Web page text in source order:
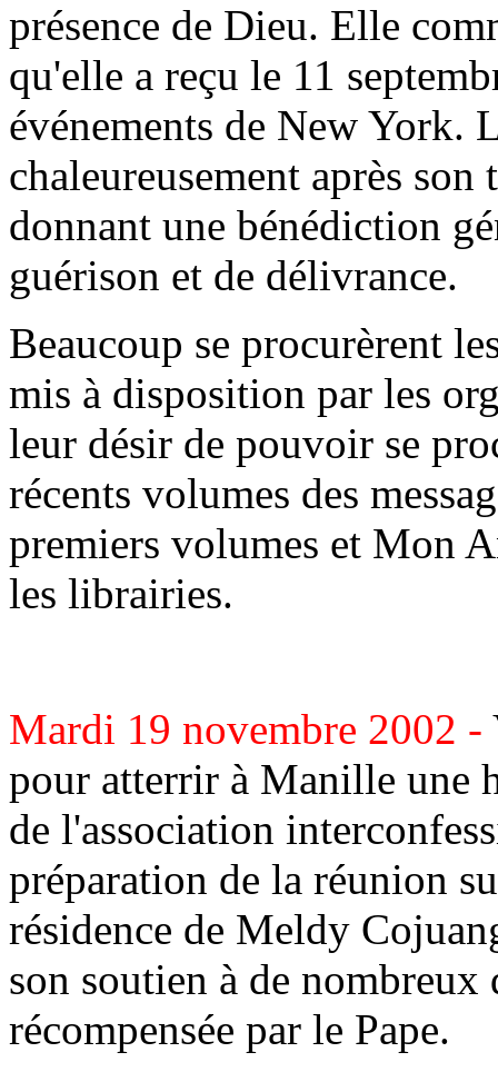
présence de Dieu. Elle
qu'elle a reçu le 11
événements de New York.
chaleureusement après
donnant une bénédiction
guérison et de délivrance.
Beaucoup se procurèrent
mis à disposition par les
leur désir de pouvoir se
récents volumes des
premiers volumes et Mon
les librairies.
Mardi 19 novembre 2002 -
pour atterrir à Manille une
de l'association
préparation de la réunion
résidence de Meldy
son soutien à de nombreux
récompensée par le Pape.